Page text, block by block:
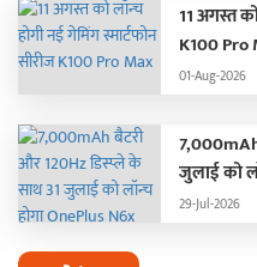
11 अगस्त
K100 Pro
01-Aug-2026
जुलाई को
29-Jul-2026